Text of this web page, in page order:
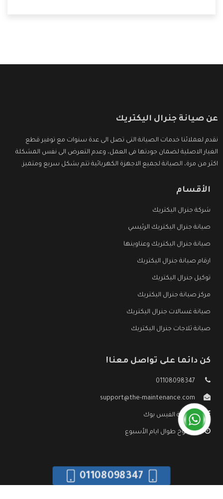
عن صيانة جنرال اليكتريك
نقدم لعملائنا خدمات الصيانة التى تصل الى عدة سنوات مع توفير قطع
الغيار الاصلية لضمان جودتها فى العمل، وعدم التعرض الى نفس المشكلة
اكثر من مرة، الصيانة لجميع الاجهزة الكهربائية تتم بشكل سريع ومتميز.
الأقسام
شركة جنرال اليكتريك
صيانة جنرال اليكتريك الرئيسي
صيانة جنرال اليكتريك وعناوينها
ارقام صيانة جنرال اليكتريك
توكيل جنرال اليكتريك
مركز صيانة جنرال اليكتريك
صيانة غسالات جنرال اليكتريك
صيانة ثلاجات جنرال اليكتريك
كن دائما على تواصل معنا!
01108098347
support@the-maintenance.com
صفحة الفيس بوك
مفتوح طوال ايام الأسبوع
01108098347